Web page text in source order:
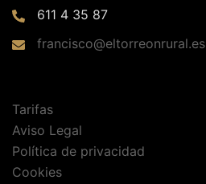
611 4 35 87
francisco@eltorreonrural.es
Tarifas
Aviso Legal
Política de privacidad
Cookies